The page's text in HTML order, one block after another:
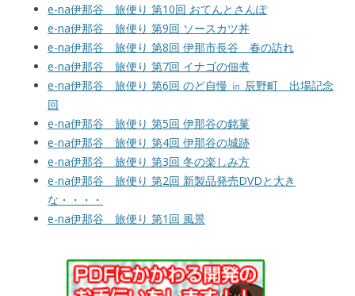
e-na伊那谷 旅便り 第10回 おてんとさんぽ
e-na伊那谷 旅便り 第9回 ソースカツ丼
e-na伊那谷 旅便り 第8回 伊那市長谷 春の訪れ
e-na伊那谷 旅便り 第7回 イナゴの佃煮
e-na伊那谷 旅便り 第6回 のど自慢 ㏌ 辰野町 出場記念
回
e-na伊那谷 旅便り 第5回 伊那谷の銘菓
e-na伊那谷 旅便り 第4回 伊那谷の城跡
e-na伊那谷 旅便り 第3回 冬の楽しみ方
e-na伊那谷 旅便り 第2回 新製品発売DVDと大き
な・・・・
e-na伊那谷 旅便り 第1回 風景